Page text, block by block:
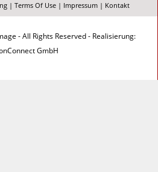
| Terms Of Use| Impressum| Kontakt
- All Rights Reserved - Realisierung:
GmbH